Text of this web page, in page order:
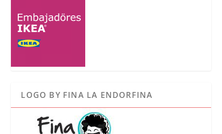
LOGO BY FINA LA ENDORFINA